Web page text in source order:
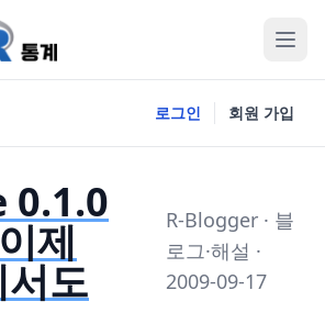
로그인 회원 가입
0.1.0
제
도
R-Blogger · 블
로그·해설 ·
2009-09-17